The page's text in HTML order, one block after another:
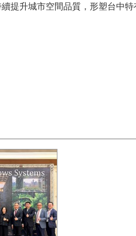
提升城市空間品質，形塑台中